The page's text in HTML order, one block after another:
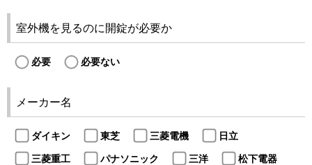
室外機を見るのに開錠が必要か
必要 必要ない
メーカー名
ダイキン 東芝 三菱電機
日立
三菱重工
パナソニック 三洋
松下電器